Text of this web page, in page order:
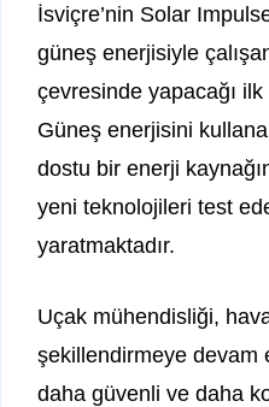
İsviçre’nin Solar
güneş enerjisiyle
çevresinde yapacağı
Güneş enerjisini
dostu bir enerji
yeni teknolojileri test
yaratmaktadır.
Uçak mühendisliği,
şekillendirmeye devam
daha güvenli ve daha